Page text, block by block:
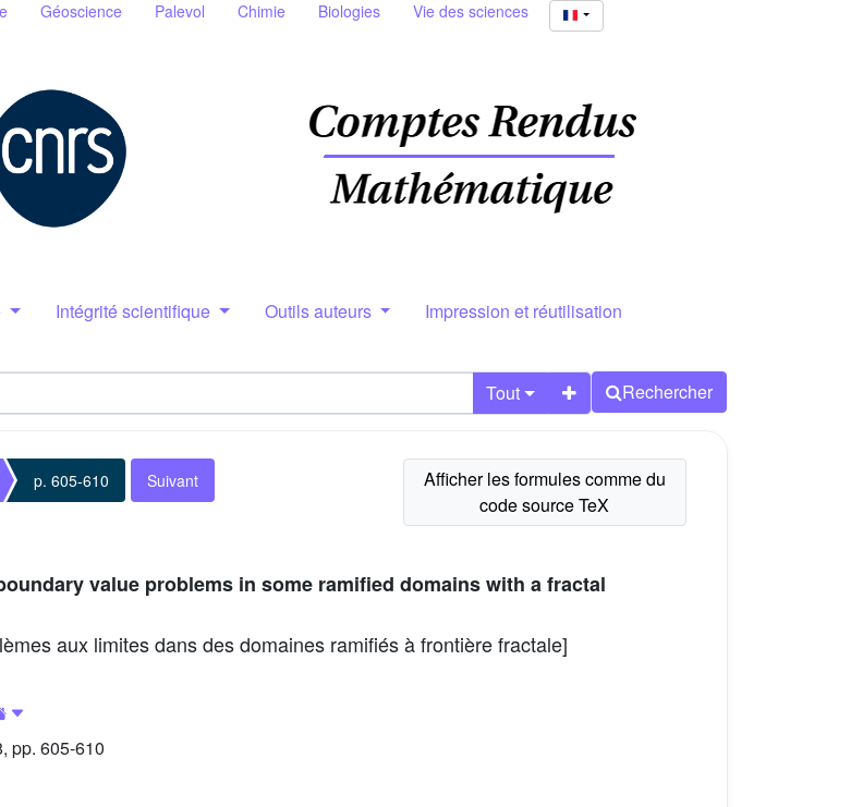
Géoscience Palevol Chimie Biologies Vie des sciences
Intégrité scientifique Outils auteurs Impression et réutilisation
Tout Rechercher
p. 605-610 Suivant
value problems in some ramified domains with a fractal
aux limites dans des domaines ramifiés à frontière fractale]
pp. 605-610